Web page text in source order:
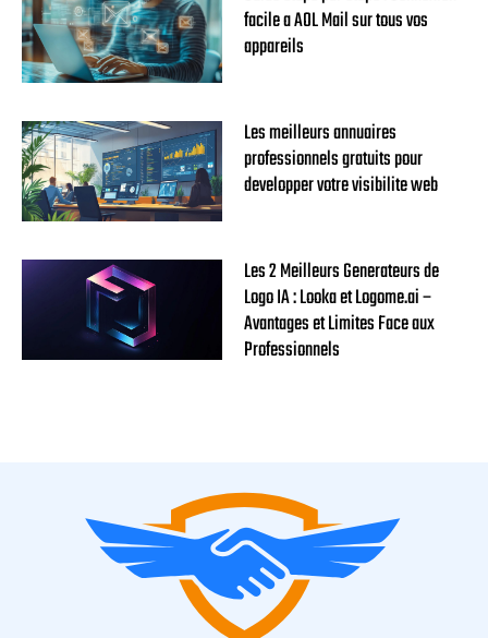
facile a AOL Mail sur tous vos
appareils
Les meilleurs annuaires
professionnels gratuits pour
developper votre visibilite web
Les 2 Meilleurs Generateurs de
Logo IA : Looka et Logome.ai –
Avantages et Limites Face aux
Professionnels